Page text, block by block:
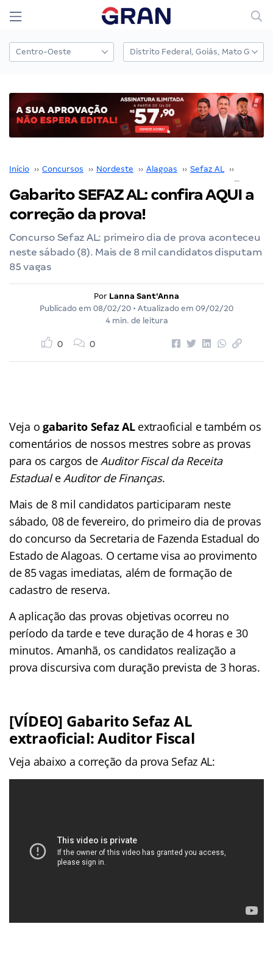
Início ›› Concursos ›› Nordeste ›› Alagoas ›› Sefaz AL ››
Gabarito SEFAZ AL: confira AQUI a
correção da prova!
Concurso Sefaz AL: primeiro dia de prova aconteceu
neste sábado (8). Mais de 8 mil candidatos disputam
85 vagas
Por Lanna Sant'Anna
Publicado em 08/02/20 • Atualizado em 09/02/20
4 min. de leitura
0 0
Veja ogabarito Sefaz ALextraoficial e também os
comentários de nossos mestres sobre as provas
para os cargos deAuditor Fiscal da Receita
EstadualeAuditor de Finanças.
Mais de 8 mil candidatos participaram neste
sábado, 08 de fevereiro, do primeiro dia de provas
do concurso da Secretaria de Fazenda Estadual do
Estado de Alagoas. O certame visa ao provimento
de 85 vagas imediatas, além de formação de
cadastro de reserva.
A aplicação das provas objetivas ocorreu no
período da tarde e teve duração de 4 horas e 30
minutos. Amanhã, os candidatos realização a
prova discursiva com duração prevista de 3 horas.
[VÍDEO] Gabarito Sefaz AL
extraoficial:Auditor Fiscal
Veja abaixo a correção da prova Sefaz AL: